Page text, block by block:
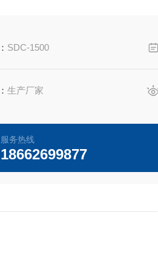
SDC-1500
生产厂家
服务热线
18662699877